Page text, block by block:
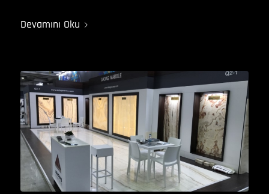
Devamını Oku